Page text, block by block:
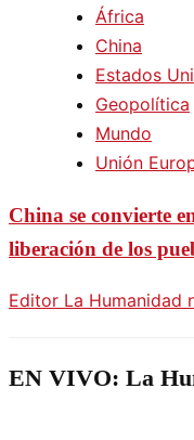
África
China
Estados
Geopolítica
Mundo
Unión
China se convierte
liberación de los
Editor La Humanidad
EN VIVO: La